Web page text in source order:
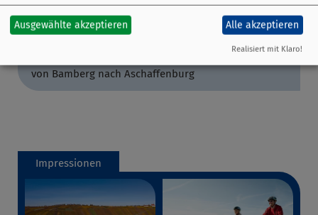
ab789,- €
von Bamberg nach Aschaffenburg
Impressionen
Ausgewählte akzeptieren Alle akzeptieren
Realisiert mit Klaro!